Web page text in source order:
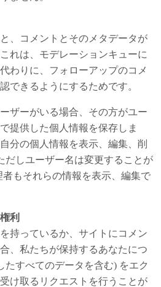
、コメントとそのメタデータが
れは、モデレーションキューに
わりに、フォローアップのコメ
できるようにするためです。
ザーがいる場合、その方がユー
提供した個人情報を保存しま
分の個人情報を表示、編集、削
だしユーザー名は変更することが
もそれらの情報を表示、編集で
利
持っているか、サイトにコメン
、私たちが保持するあなたにつ
たすべてのデータを含む) をエク
け取るリクエストを行うことが